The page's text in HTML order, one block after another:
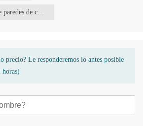
Revestimiento de paredes de casas
precio? Le responderemos lo antes posible
horas)